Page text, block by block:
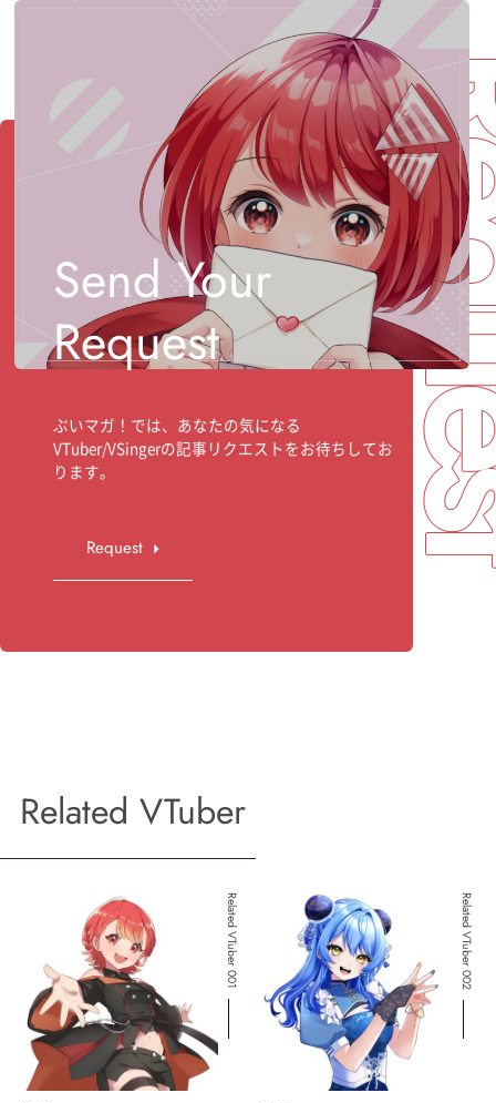
Send Your
Request
ぶいマガ！では、あなたの気になる
VTuber/VSingerの記事リクエストをお待ちしてお
ります。
Request
Related VTuber
Related VTuber 001 Related VTuber 002